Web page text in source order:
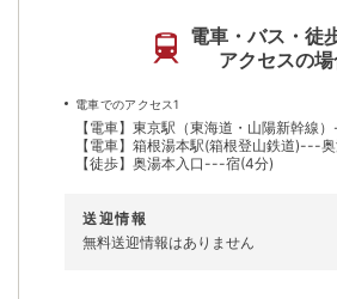
電車・バス・徒
アクセスの
電車でのアクセス1
【電車】東京駅（東海道・山陽新幹線
【電車】箱根湯本駅(箱根登山鉄道)---
【徒歩】奥湯本入口---宿(4分)
送迎情報
無料送迎情報はありません